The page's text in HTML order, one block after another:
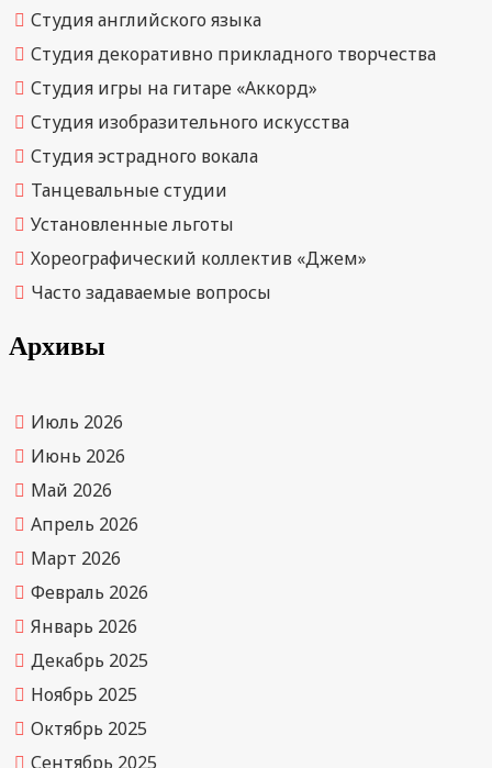
Студия английского языка
Студия декоративно прикладного творчества
Студия игры на гитаре «Аккорд»
Студия изобразительного искусства
Студия эстрадного вокала
Танцевальные студии
Установленные льготы
Хореографический коллектив «Джем»
Часто задаваемые вопросы
Архивы
Июль 2026
Июнь 2026
Май 2026
Апрель 2026
Март 2026
Февраль 2026
Январь 2026
Декабрь 2025
Ноябрь 2025
Октябрь 2025
Сентябрь 2025